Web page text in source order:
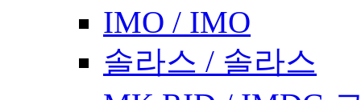
IMO / IMO
솔라스 / 솔라스